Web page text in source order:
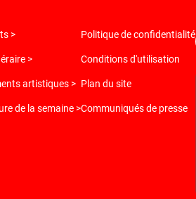
>
>
artistiques >
de la semaine >
Politique de confidentialité
Conditions d'utilisation
Plan du site
Communiqués de presse